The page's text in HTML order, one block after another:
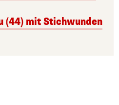
(44) mit Stichwunden